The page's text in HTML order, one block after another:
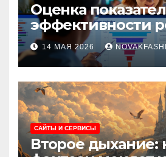
Оценка
эффективности
при атрибуции
множественных
касания
14 МАЯ 2026
САЙТЫ И СЕРВИСЫ
Второе дыхание: